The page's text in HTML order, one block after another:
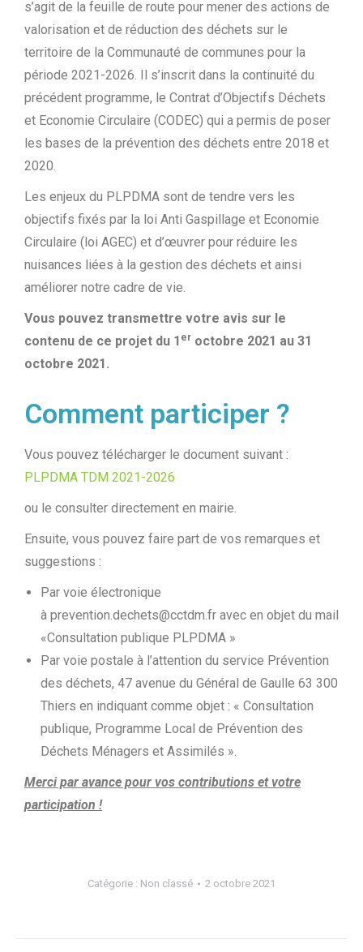
s’agit de la feuille de route pour mener des actions de
valorisation et de réduction des déchets sur le
territoire de la Communauté de communes pour la
période 2021-2026. Il s’inscrit dans la continuité du
précédent programme, le Contrat d’Objectifs Déchets
et Economie Circulaire (CODEC) qui a permis de poser
les bases de la prévention des déchets entre 2018 et
2020.
Les enjeux du PLPDMA sont de tendre vers les
objectifs fixés par la loi Anti Gaspillage et Economie
Circulaire (loi AGEC) et d’œuvrer pour réduire les
nuisances liées à la gestion des déchets et ainsi
améliorer notre cadre de vie.
Vous pouvez transmettre votre avis sur le
contenu de ce projet du 1 er octobre 2021 au 31
octobre 2021.
Comment participer ?
Vous pouvez télécharger le document suivant :
PLPDMA TDM 2021-2026
ou le consulter directement en mairie.
Ensuite, vous pouvez faire part de vos remarques et
suggestions :
Par voie électronique
à prevention.dechets@cctdm.fr avec en objet du mail
«Consultation publique PLPDMA »
Par voie postale à l’attention du service Prévention
des déchets, 47 avenue du Général de Gaulle 63 300
Thiers en indiquant comme objet : « Consultation
publique, Programme Local de Prévention des
Déchets Ménagers et Assimilés ».
Merci par avance pour vos contributions et votre
participation !
Catégorie : Non classé 2 octobre 2021